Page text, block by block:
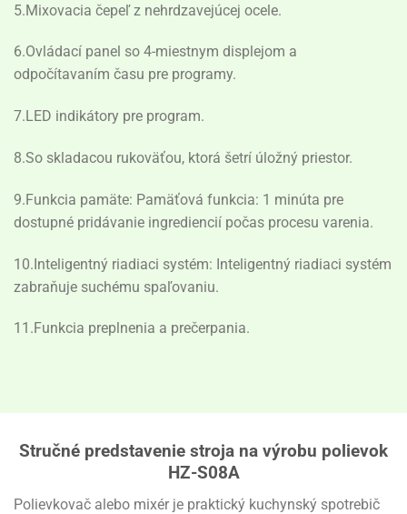
5.Mixovacia čepeľ z nehrdzavejúcej ocele.
6.Ovládací panel so 4-miestnym displejom a
odpočítavaním času pre programy.
7.LED indikátory pre program.
8.So skladacou rukoväťou, ktorá šetrí úložný priestor.
9.Funkcia pamäte: Pamäťová funkcia: 1 minúta pre
dostupné pridávanie ingrediencií počas procesu varenia.
10.Inteligentný riadiaci systém: Inteligentný riadiaci systém
zabraňuje suchému spaľovaniu.
11.Funkcia preplnenia a prečerpania.
Stručné predstavenie stroja na výrobu polievok
HZ-S08A
Polievkovač alebo mixér je praktický kuchynský spotrebič